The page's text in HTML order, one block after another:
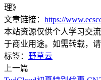
理》
文章链接： https://
本站资源仅供个人学习交
于商业用途。如需转载，
标签： 野草云
上一篇